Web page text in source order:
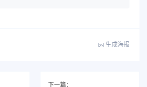
生成海报
下一篇：